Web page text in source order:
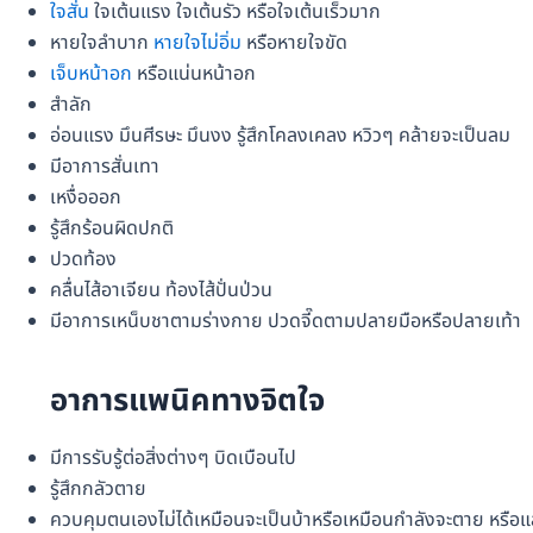
ใจสั่น ใจเต้นแรง ใจเต้นรัว หรือใจเต้นเร็วมาก
หายใจลำบาก หายใจไม่อิ่ม หรือหายใจขัด
เจ็บหน้าอก หรือแน่นหน้าอก
สำลัก
อ่อนแรง มึนศีรษะ มึนงง รู้สึกโคลงเคลง หวิวๆ คล้ายจะเป็นลม
มีอาการสั่นเทา
เหงื่อออก
รู้สึกร้อนผิดปกติ
ปวดท้อง
คลื่นไส้อาเจียน ท้องไส้ปั่นป่วน
มีอาการเหน็บชาตามร่างกาย ปวดจี๊ดตามปลายมือหรือปลายเท้า
อาการแพนิคทางจิตใจ
มีการรับรู้ต่อสิ่งต่างๆ บิดเบือนไป
รู้สึกกลัวตาย
ควบคุมตนเองไม่ได้เหมือนจะเป็นบ้าหรือเหมือนกำลังจะตาย หรื